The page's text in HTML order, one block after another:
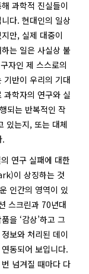
과학적 진실들이
다. 현대인의 일상
만, 실제 대중이
는 일은 사실상 불
자인 제 스스로의
기반이 우리의 기대
학자의 연구와 실
되는 반복적인 작
있는지, 또는 대체
.
연구 실패에 대한
이 상징하는 것
인간의 영역이 있
스크린과 70년대
을 ‘감상’하고 그
보와 처리된 데이
동되어 보입니다.
넘겨질 때마다 다